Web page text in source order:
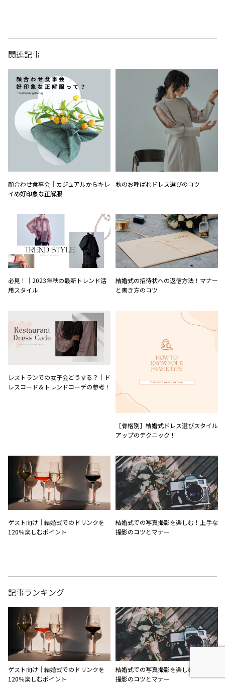
関連記事
顔合わせ食事会｜カジュアルからキレ
イめ好印象な正解服
秋のお呼ばれドレス選びのコツ
必見！｜2023年秋の最新トレンド活
用スタイル
結婚式の招待状への返信方法！マナー
と書き方のコツ
レストランでの女子会どうする？｜ド
レスコード＆トレンドコーデの参考！
［骨格別］結婚式ドレス選びスタイル
アップのテクニック！
ゲスト向け｜結婚式でのドリンクを
120％楽しむポイント
結婚式での写真撮影を楽しむ！上手な
撮影のコツとマナー
記事ランキング
ゲスト向け｜結婚式でのドリンクを
120％楽しむポイント
結婚式での写真撮影を楽しむ！上手な
撮影のコツとマナー